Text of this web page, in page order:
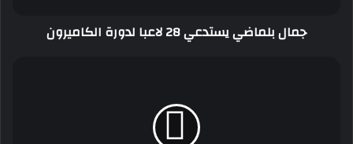
جمال بلماضي يستدعي 28 لاعبا لدورة الكاميرون